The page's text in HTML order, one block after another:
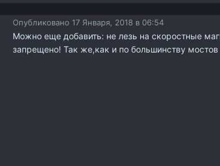
Опубликовано 17 Января, 2018 в 06:54
Можно еще добавить: не лезь на скоростные
запрещено! Так же,как и по большинству мостов